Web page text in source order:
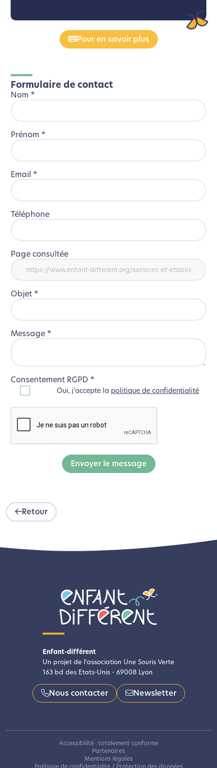
Pour en savoir plus
Formulaire de contact
Nom *
Prénom *
Email *
Téléphone
Page consultée
Objet *
Message *
Consentement RGPD *
Oui, j’accepte la politique de confidentialité
Envoyer le message
Retour
Enfant-différent
Un projet de l'association Une Souris Verte
163 bd des Etats-Unis - 69008 Lyon
Nous contacter Newsletter
Accessibilité : totalement conforme
Partenaires
Mentions légales
Politique de confidentialité / Protection des données